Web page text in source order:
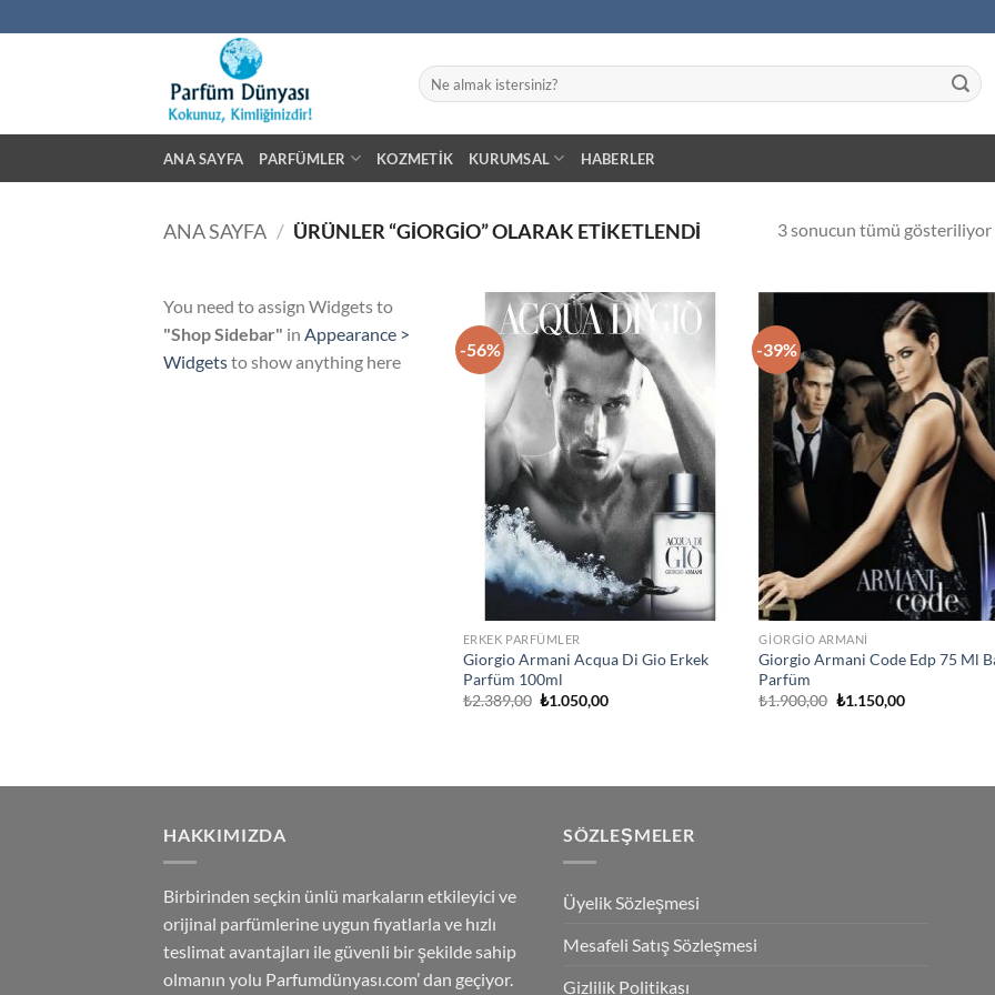
atla
Ara:
ANA SAYFA PARFÜMLER KOZMETIK KURUMSAL HABERLER
ANA SAYFA / ÜRÜNLER “GIORGIO” OLARAK ETIKETLENDI 3 sonucun tümü gösteriliyor
You need to assign Widgets to
"Shop Sidebar" in Appearance >
Widgetsto show anything here
-56%
ERKEK PARFÜMLER
Giorgio Armani Acqua Di Gio Erkek
Parfüm 100ml
₺2.389,00 Orijinal
₺1.050,00Şu
-39%
GIORGIO ARMANI
Giorgio Armani Code Edp 75 Ml
Parfüm
₺1.900,00 Orijinal
₺1.150,00Şu
HAKKIMIZDA
Birbirinden seçkin ünlü markaların etkileyici ve
orijinal parfümlerine uygun fiyatlarla ve hızlı
teslimat avantajları ile güvenli bir şekilde sahip
olmanın yolu Parfumdünyası.com’ dan geçiyor.
SÖZLEŞMELER
Üyelik Sözleşmesi
Mesafeli Satış Sözleşmesi
Gizlilik Politikası